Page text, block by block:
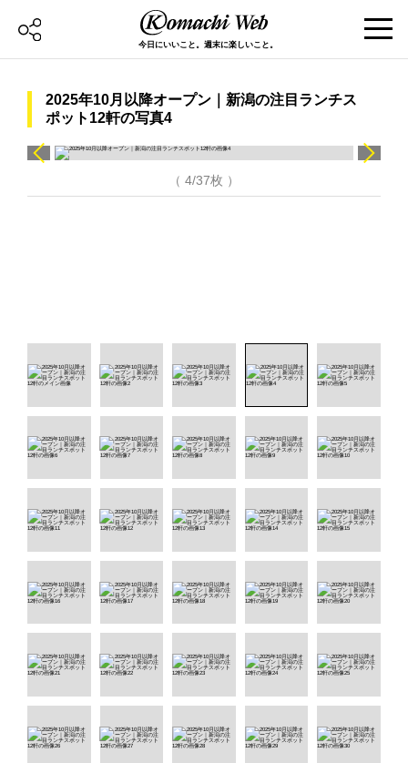
今日にいいこと。週末に楽しいこと。
2025年10月以降オープン｜新潟の注目ランチス
ポット12軒の写真4
（ 4/37枚 ）